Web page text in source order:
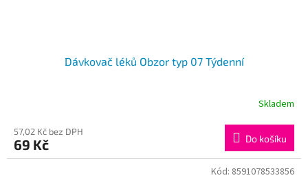
Dávkovač léků Obzor typ 07 Týdenní
Skladem
57,02 Kč bez DPH
69 Kč Do košíku
Kód: 8591078533856